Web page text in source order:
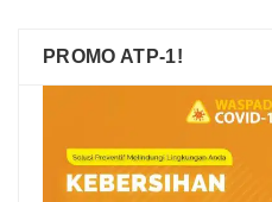
PROMO ATP-1!